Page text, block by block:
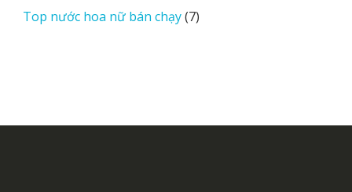
phẩm
Top nước hoa nữ bán chạy 77